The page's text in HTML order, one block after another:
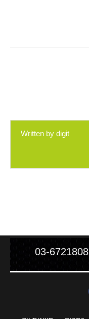
Written by digit
03-6721808